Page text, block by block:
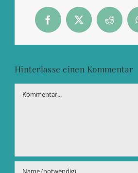
Facebook
X Reddit
Hinterlasse einen Kommentar